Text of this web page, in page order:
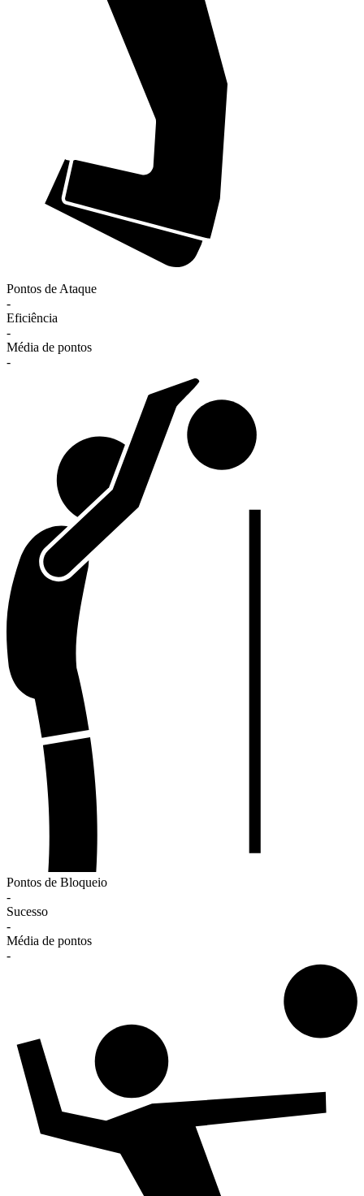
Pontos de Ataque
-
Eficiência
-
Média de pontos
-
Pontos de Bloqueio
-
Sucesso
-
Média de pontos
-